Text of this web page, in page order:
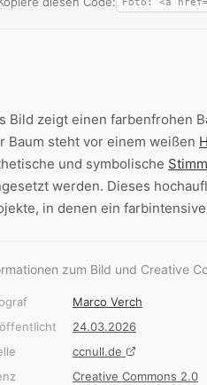
Bild zeigt einen farbenfrohen
Baum steht vor einem weißen
und symbolische
werden. Dieses
in denen ein
zum Bild und Creative
Marco Verch
24.03.2026
ccnull.de
Creative Commons 2.0